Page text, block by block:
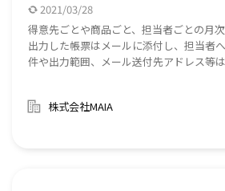
2021/03/28
得意先ごとや商品ごと、担当者ごとの月次
出力した帳票はメールに添付し、担当者
件や出力範囲、メール送付先アドレス等は
減します。 経営会議の資料作成や、日々
率的に行います。
株式会社MAIA